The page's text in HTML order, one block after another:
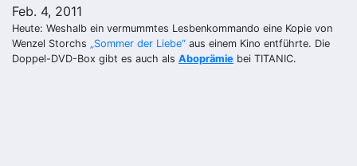
Feb. 4, 2011
Heute: Weshalb ein vermummtes Lesbenkommando eine Kopie von
Wenzel Storchs „Sommer der Liebe“ aus einem Kino entführte. Die
Doppel-DVD-Box gibt es auch als Aboprämie bei TITANIC.